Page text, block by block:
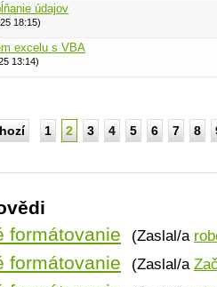
údajov
18:15)
excelu s VBA
13:14)
1 2 3 4 5 6 7 8
formátovanie
(Zaslal/a
formátovanie (Zaslal/a